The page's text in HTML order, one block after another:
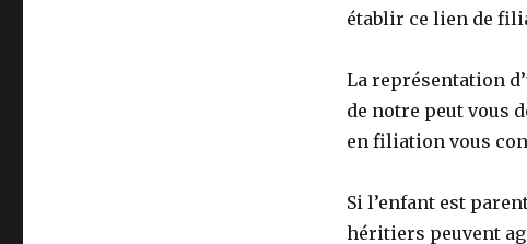
établir ce lien de
La représentation
de notre peut vous
en filiation vous
Si l’enfant est
héritiers peuvent